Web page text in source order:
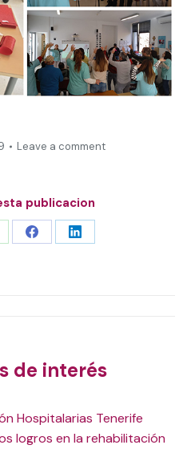
Leave a comment
publicacion
Share Share
de interés
Hospitalarias Tenerife
logros en la rehabilitación